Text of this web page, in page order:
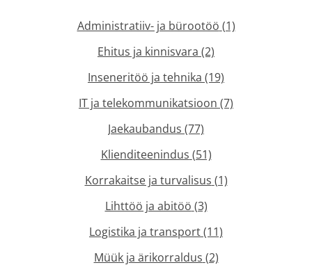
Administratiiv- ja bürootöö (1)
Ehitus ja kinnisvara (2)
Inseneritöö ja tehnika (19)
IT ja telekommunikatsioon (7)
Jaekaubandus (77)
Klienditeenindus (51)
Korrakaitse ja turvalisus (1)
Lihttöö ja abitöö (3)
Logistika ja transport(11)
Müük ja ärikorraldus (2)